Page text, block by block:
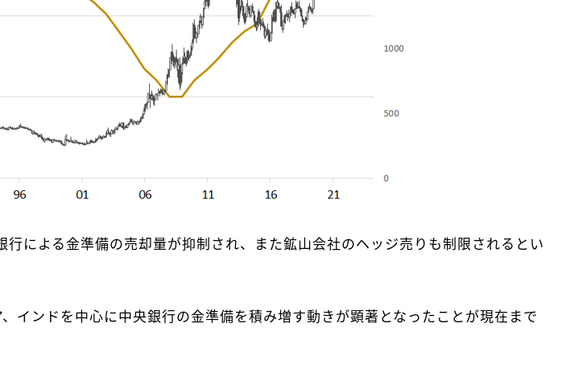
による金準備の売却量が抑制され、また鉱山会社のヘッジ売りも制限されるとい
インドを中心に中央銀行の金準備を積み増す動きが顕著となったことが現在まで